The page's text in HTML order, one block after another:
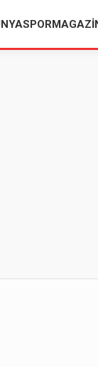
SPOR